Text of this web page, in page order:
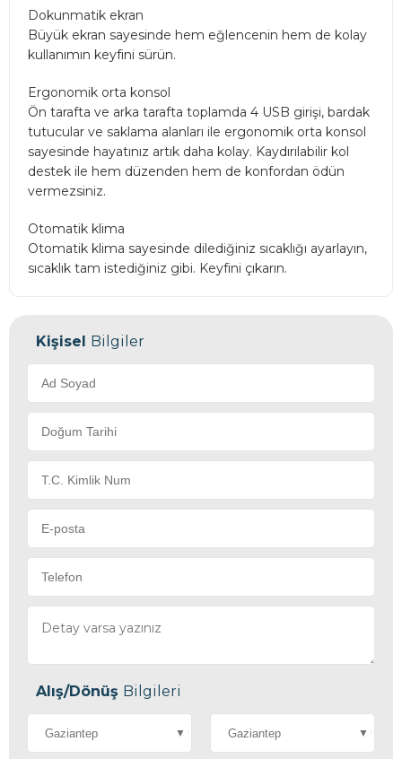
Dokunmatik ekran
Büyük ekran sayesinde hem eğlencenin hem de kolay
kullanımın keyfini sürün.
Ergonomik orta konsol
Ön tarafta ve arka tarafta toplamda 4 USB girişi, bardak
tutucular ve saklama alanları ile ergonomik orta konsol
sayesinde hayatınız artık daha kolay. Kaydırılabilir kol
destek ile hem düzenden hem de konfordan ödün
vermezsiniz.
Otomatik klima
Otomatik klima sayesinde dilediğiniz sıcaklığı ayarlayın,
sıcaklık tam istediğiniz gibi. Keyfini çıkarın.
Kişisel Bilgiler
Alış/Dönüş Bilgileri